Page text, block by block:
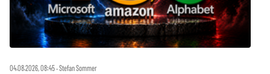
04.08.2026, 08:45 ‧ Stefan Sommer